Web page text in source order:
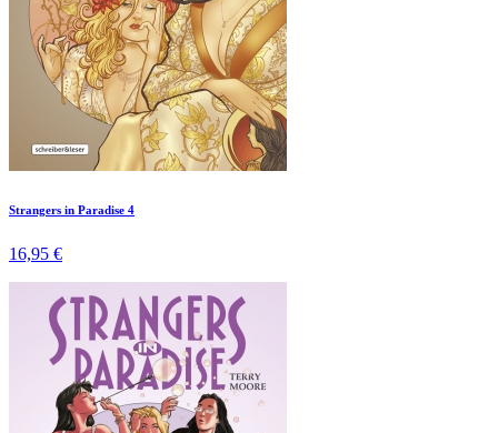
Strangers in Paradise 4
16,95 €